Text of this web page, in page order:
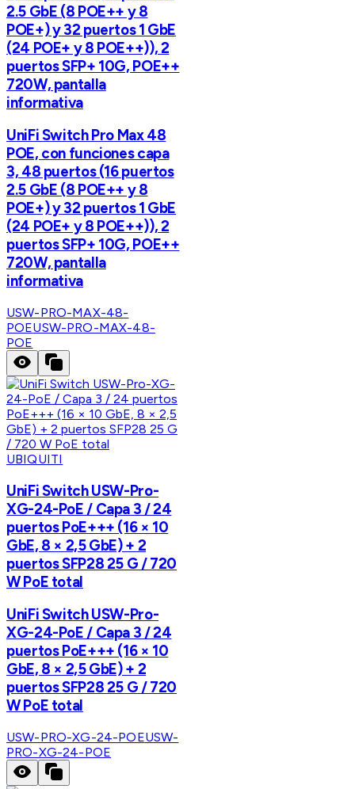
2.5 GbE (8 POE++ y 8
POE+) y 32 puertos 1 GbE
(24 POE+ y 8 POE++)), 2
puertos SFP+ 10G, POE++
720W, pantalla
informativa
UniFi Switch Pro Max 48
POE, con funciones capa
3, 48 puertos (16 puertos
2.5 GbE (8 POE++ y 8
POE+) y 32 puertos 1 GbE
(24 POE+ y 8 POE++)), 2
puertos SFP+ 10G, POE++
720W, pantalla
informativa
USW-PRO-MAX-48-
POEUSW-PRO-MAX-48-
POE
UBIQUITI
UniFi Switch USW-Pro-
XG-24-PoE / Capa 3 / 24
puertos PoE+++ (16 × 10
GbE, 8 × 2,5 GbE) + 2
puertos SFP28 25 G / 720
W PoE total
UniFi Switch USW-Pro-
XG-24-PoE / Capa 3 / 24
puertos PoE+++ (16 × 10
GbE, 8 × 2,5 GbE) + 2
puertos SFP28 25 G / 720
W PoE total
USW-PRO-XG-24-POEUSW-
PRO-XG-24-POE